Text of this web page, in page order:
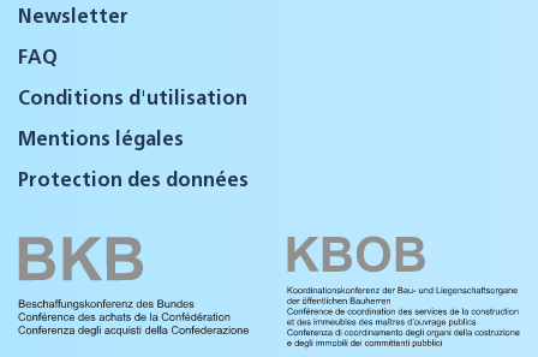
Newsletter
FAQ
Conditions d'utilisation
Mentions légales
Protection des données